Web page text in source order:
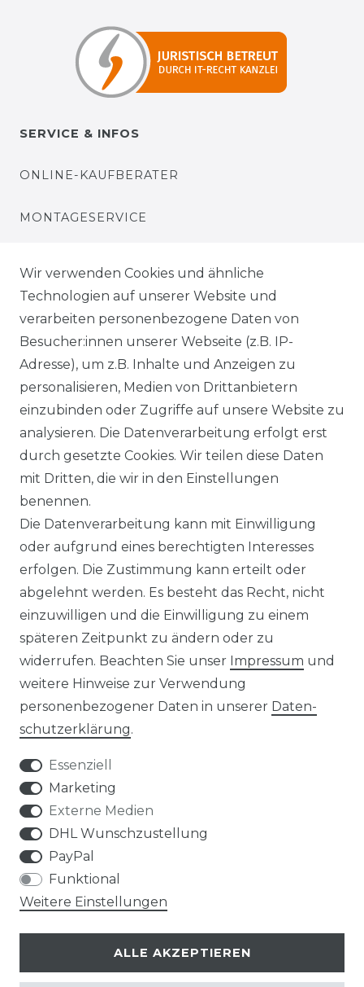
SERVICE & INFOS
ONLINE-KAUFBERATER
MONTAGESERVICE
BEZAHLUNG
KLIMA- UND UMWELTSCHUTZ
LEXIKON
UNTERNEHMEN
ÜBER UNS
HERSTELLER
REFERENZEN
VERTRAG WIDERRUFEN
Klimaprofis GmbH & Co. KG
Design & supervision by MILLER
© Copyright 2026 | Alle Rechte vorbehalten.
Wir verwenden Cookies und ähnliche
Technologien auf unserer Website und
verarbeiten personenbezogene Daten von
Besucher:innen unserer Webseite (z.B. IP-
Adresse), um z.B. Inhalte und Anzeigen zu
personalisieren, Medien von Drittanbietern
einzubinden oder Zugriffe auf unsere Website zu
analysieren. Die Datenverarbeitung erfolgt erst
durch gesetzte Cookies. Wir teilen diese Daten
mit Dritten, die wir in den Einstellungen
benennen.
Die Datenverarbeitung kann mit Einwilligung
oder aufgrund eines berechtigten Interesses
erfolgen. Die Zustimmung kann erteilt oder
abgelehnt werden. Es besteht das Recht, nicht
einzuwilligen und die Einwilligung zu einem
späteren Zeitpunkt zu ändern oder zu
widerrufen. Beachten Sie unser Impressum und
weitere Hinweise zur Verwendung
personenbezogener Daten in unserer Daten­
schutz­erklärung.
Essenziell
Marketing
Externe Medien
DHL Wunschzustellung
PayPal
Funktional
Weitere Einstellungen
ALLE AKZEPTIEREN